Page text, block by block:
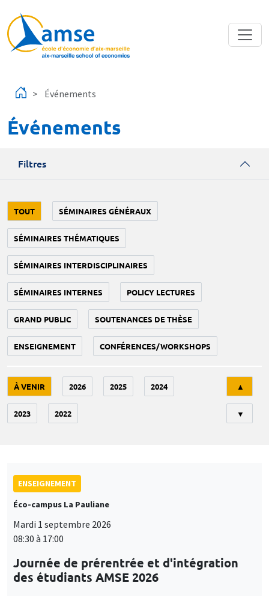
Événements
Événements
Filtres
TOUT SÉMINAIRES GÉNÉRAUX
SÉMINAIRES THÉMATIQUES
SÉMINAIRES INTERDISCIPLINAIRES
SÉMINAIRES INTERNES POLICY LECTURES
GRAND PUBLIC SOUTENANCES DE THÈSE
ENSEIGNEMENT CONFÉRENCES/WORKSHOPS
À VENIR 2026 2025 2024
2023 2022
▲
▼
ENSEIGNEMENT
Éco-campus La Pauliane
Mardi 1 septembre 2026
08:30 à 17:00
Journée de prérentrée et d'intégration
des étudiants AMSE 2026